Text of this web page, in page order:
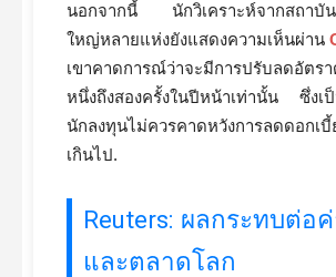
นอกจากนี้ นักวิเคราะห์จากสถาบัน
ใหญ่หลายแห่งยังแสดงความเห็นผ่าน
เขาคาดการณ์ว่าจะมีการปรับลดอัตรา
หนึ่งถึงสองครั้งในปีหน้าเท่านั้น ซึ่งเป็
นักลงทุนไม่ควรคาดหวังการลดดอกเบี้
เกินไป.
Reuters: ผลกระทบต่อค่
และตลาดโลก